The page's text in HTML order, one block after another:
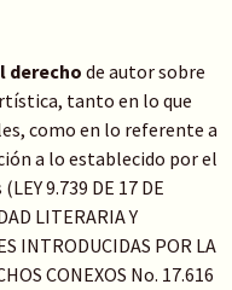
derecho de autor sobre
tanto en lo que
como en lo referente a
a lo establecido por el
9.739 DE 17 DE
LITERARIA Y
INTRODUCIDAS POR LA
CONEXOS No. 17.616